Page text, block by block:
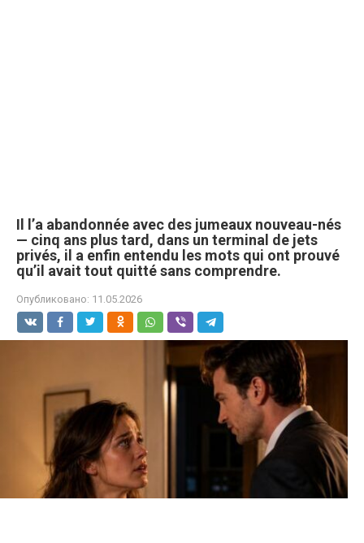
Il l’a abandonnée avec des jumeaux nouveau-nés
— cinq ans plus tard, dans un terminal de jets
privés, il a enfin entendu les mots qui ont prouvé
qu’il avait tout quitté sans comprendre.
Опубликовано: 11.05.2026